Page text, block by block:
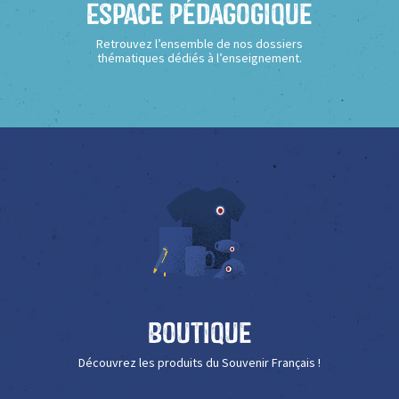
Espace Pédagogique
Retrouvez l’ensemble de nos dossiers
thématiques dédiés à l’enseignement.
Boutique
Découvrez les produits du Souvenir Français !